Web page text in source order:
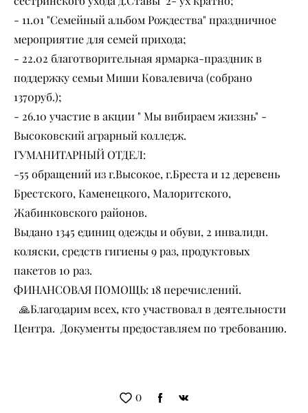
- 11.01 "Семейный альбом Рождества" праздничное
мероприятие для семей прихода;
- 22.02 благотворительная ярмарка-праздник в
поддержку семьи Миши Ковалевича (собрано
1370руб.);
- 26.10 участие в акции " Мы вибираем жиззнь" -
Высоковский аграрный колледж.
ГУМАНИТАРНЫЙ ОТДЕЛ:
-55 обращений из г.Высокое, г.Бреста и 12 деревень
Брестского, Каменецкого, Малоритского,
Жабинковского районов.
Выдано 1345 единиц одежды и обуви, 2 инвалидн.
коляски, средств гигиены 9 раз, продуктовых
пакетов 10 раз.
ФИНАНСОВАЯ ПОМОЩЬ: 18 перечислений.
🙏Благодарим всех, кто участвовал в деятельности
Центра. Документы предоставляем по требованию.
0